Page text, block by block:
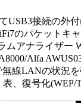
USB3接続の外
のパケットキ
ムアナライザー
Alfa
線LANの状況を
、復号化(WEP/